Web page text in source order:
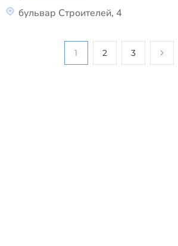
бульвар Строителей, 4
1 2 3